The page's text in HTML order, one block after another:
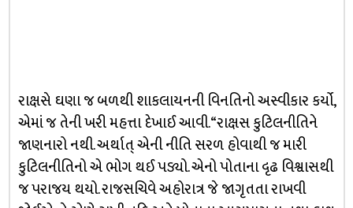
રાક્ષસે ઘણા જ બળથી શાકલાયનની વિનતિનો અસ્વીકાર કર્યો,
એમાં જ તેની ખરી મહત્તા દેખાઈ આવી. “રાક્ષસ કુટિલનીતિને
જાણનારો નથી. અર્થાત્ એની નીતિ સરળ હોવાથી જ મારી
કુટિલનીતિનો એ ભોગ થઈ પડ્યો. એનો પોતાના દૃઢ વિશ્વાસથી
જ પરાજય થયો. રાજસચિવે અહોરાત્ર જે જાગૃતતા રાખવી